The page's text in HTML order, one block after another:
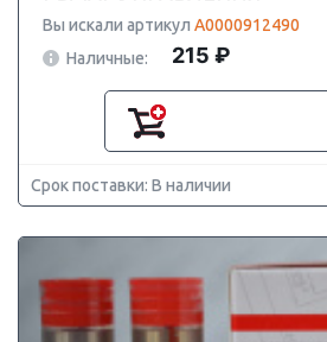
Вы искали артикул A0000912490
Наличные:
215 ₽
Срок поставки: В наличии